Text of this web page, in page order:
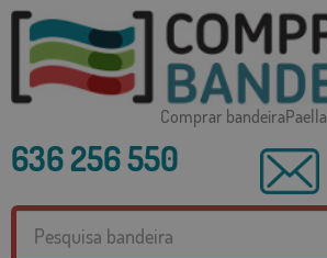
Comprar bandeiraPaella
636 256 550